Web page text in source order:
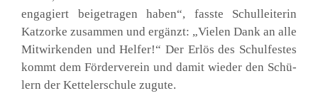
enga­giert bei­getra­gen haben“, fass­te Schul­lei­te­rin
Katz­or­ke zusam­men und ergänzt: „Vie­len Dank an alle
Mit­wir­ken­den und Hel­fer!“ Der Erlös des Schul­fes­tes
kommt dem För­der­ver­ein und damit wie­der den Schü­
lern der Ket­tel­er­schu­le zugu­te.